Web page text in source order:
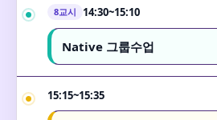
8교시 14:30~15:10
Native 그룹수업
15:15~15:35